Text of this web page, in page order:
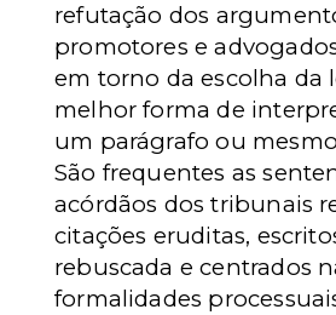
refutação dos
promotores e
em torno da escolha da
melhor forma de
um parágrafo ou
São frequentes as
acórdãos dos tribunais
citações eruditas,
rebuscada e centrados
formalidades